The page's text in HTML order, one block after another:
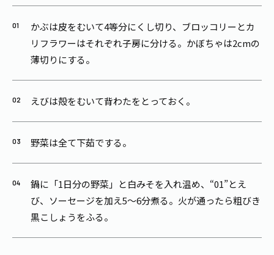
かぶは皮をむいて4等分にくし切り、ブロッコリーとカ
リフラワーはそれぞれ子房に分ける。かぼちゃは2cmの
薄切りにする。
えびは殻をむいて背わたをとっておく。
野菜は全て下茹でする。
鍋に「1日分の野菜」と白みそを入れ温め、“01”とえ
び、ソーセージを加え5～6分煮る。火が通ったら粗びき
黒こしょうをふる。